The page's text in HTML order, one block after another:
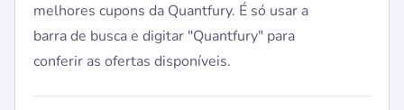
melhores cupons da Quantfury. É só usar a
barra de busca e digitar "Quantfury" para
conferir as ofertas disponíveis.